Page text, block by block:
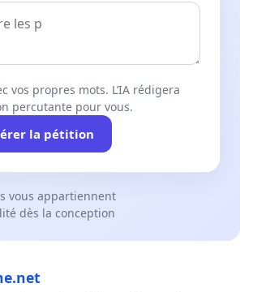
vos propres mots. L’IA rédigera
percutante pour vous.
la pétition
vous appartiennent
dès la conception